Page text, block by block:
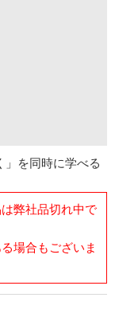
」を同時に学べる
弊社品切れ中で
場合もございま